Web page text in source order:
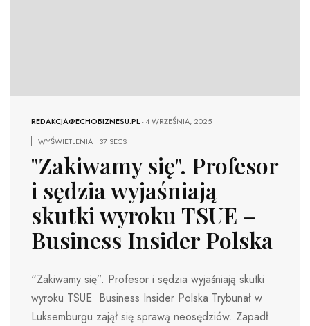
REDAKCJA@ECHOBIZNESU.PL-4 WRZEŚNIA, 2025
WYŚWIETLENIA
37 SECS
"Zakiwamy się". Profesor
i sędzia wyjaśniają
skutki wyroku TSUE –
Business Insider Polska
“Zakiwamy się”. Profesor i sędzia wyjaśniają skutki
wyroku TSUE Business Insider Polska Trybunał w
Luksemburgu zajął się sprawą neosędziów. Zapadł